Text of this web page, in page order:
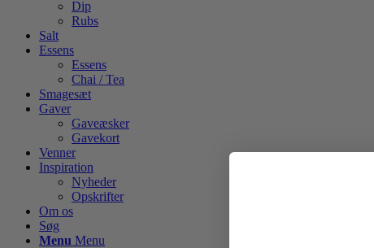
Dip
Rubs
Salt
Essens
Essens
Chai / Tea
Smagesæt
Gaver
Gaveæsker
Gavekort
Venner
Inspiration
Nyheder
Opskrifter
Om os
Søg
Menu Menu